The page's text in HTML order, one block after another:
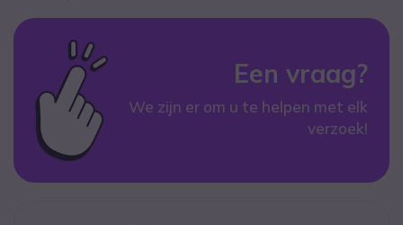
Een vraag?
We zijn er om u te helpen met elk
verzoek!